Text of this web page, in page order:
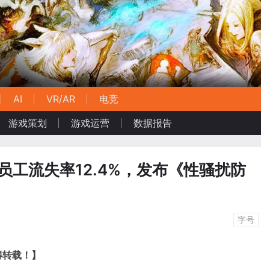
AI VR/AR
电竞
游戏策划 游戏运营 数据报告
工流失率12.4%，发布《性骚扰防
字号
载！ 】